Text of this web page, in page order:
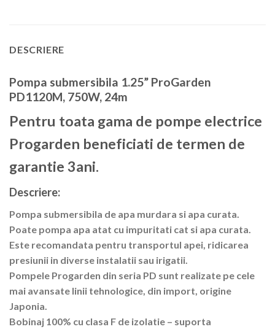
DESCRIERE
Pompa submersibila 1.25” ProGarden
PD1120M, 750W, 24m
Pentru toata gama de pompe electrice
Progarden beneficiati de termen de
garantie 3ani.
Descriere:
Pompa submersibila de apa murdara si apa curata.
Poate pompa apa atat cu impuritati cat si apa curata.
Este recomandata pentru transportul apei, ridicarea
presiunii in diverse instalatii sau irigatii.
Pompele Progarden din seria PD sunt realizate pe cele
mai avansate linii tehnologice, din import, origine
Japonia.
Bobinaj 100% cu clasa F de izolatie – suporta